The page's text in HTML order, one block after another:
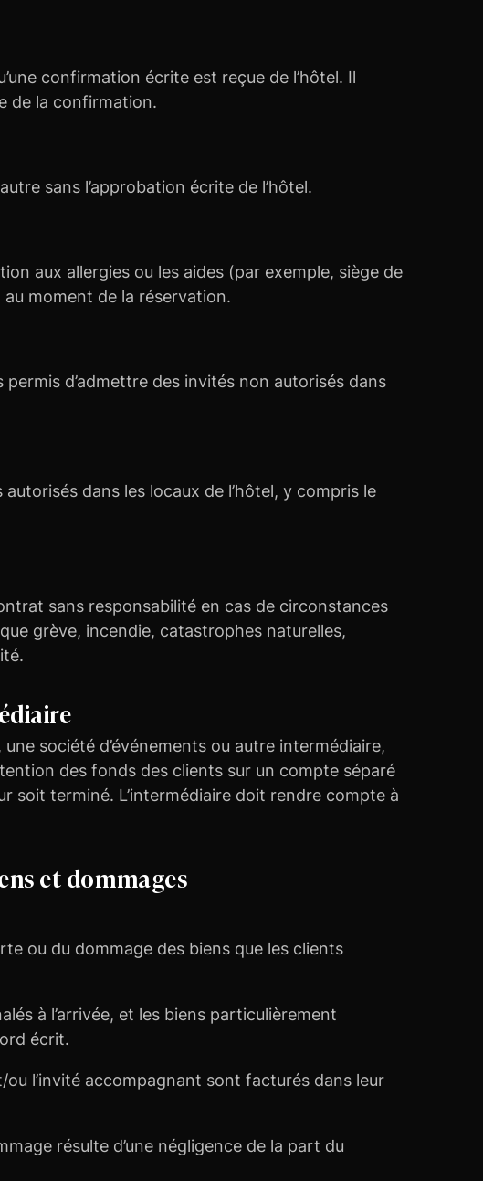
confirmation écrite est reçue de l’hôtel. Il
de la confirmation.
sans l’approbation écrite de l’hôtel.
aux allergies ou les aides (par exemple, siège de
moment de la réservation.
permis d’admettre des invités non autorisés dans
dans les locaux de l’hôtel, y compris le
sans responsabilité en cas de circonstances
grève, incendie, catastrophes naturelles,
société d’événements ou autre intermédiaire,
des fonds des clients sur un compte séparé
soit terminé. L’intermédiaire doit rendre compte à
et dommages
ou du dommage des biens que les clients
à l’arrivée, et les biens particulièrement
écrit.
l’invité accompagnant sont facturés dans leur
résulte d’une négligence de la part du